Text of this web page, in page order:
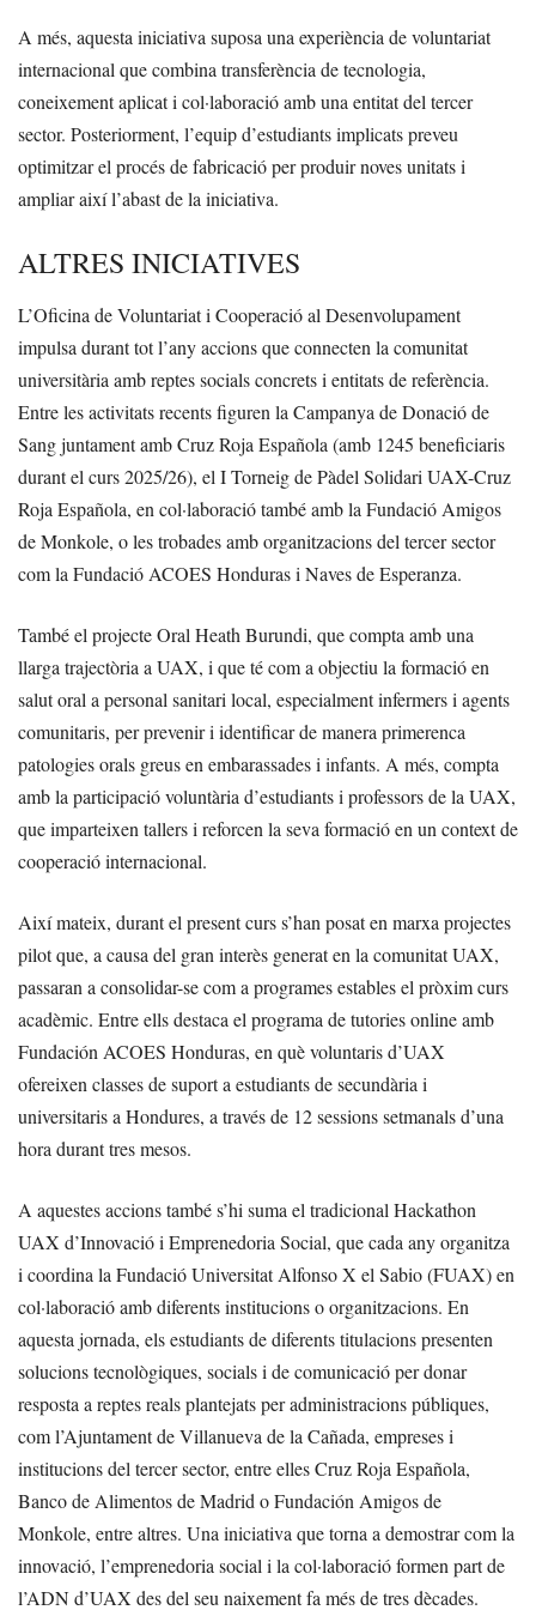
A més, aquesta iniciativa suposa una experiència de voluntariat
internacional que combina transferència de tecnologia,
coneixement aplicat i col·laboració amb una entitat del tercer
sector. Posteriorment, l’equip d’estudiants implicats preveu
optimitzar el procés de fabricació per produir noves unitats i
ampliar així l’abast de la iniciativa.
ALTRES INICIATIVES
L’Oficina de Voluntariat i Cooperació al Desenvolupament
impulsa durant tot l’any accions que connecten la comunitat
universitària amb reptes socials concrets i entitats de referència.
Entre les activitats recents figuren la Campanya de Donació de
Sang juntament amb Cruz Roja Española (amb 1245 beneficiaris
durant el curs 2025/26), el I Torneig de Pàdel Solidari UAX-Cruz
Roja Española, en col·laboració també amb la Fundació Amigos
de Monkole, o les trobades amb organitzacions del tercer sector
com la Fundació ACOES Honduras i Naves de Esperanza.
També el projecte Oral Heath Burundi, que compta amb una
llarga trajectòria a UAX, i que té com a objectiu la formació en
salut oral a personal sanitari local, especialment infermers i agents
comunitaris, per prevenir i identificar de manera primerenca
patologies orals greus en embarassades i infants. A més, compta
amb la participació voluntària d’estudiants i professors de la UAX,
que imparteixen tallers i reforcen la seva formació en un context de
cooperació internacional.
Així mateix, durant el present curs s’han posat en marxa projectes
pilot que, a causa del gran interès generat en la comunitat UAX,
passaran a consolidar-se com a programes estables el pròxim curs
acadèmic. Entre ells destaca el programa de tutories online amb
Fundación ACOES Honduras, en què voluntaris d’UAX
ofereixen classes de suport a estudiants de secundària i
universitaris a Hondures, a través de 12 sessions setmanals d’una
hora durant tres mesos.
A aquestes accions també s’hi suma el tradicional Hackathon
UAX d’Innovació i Emprenedoria Social, que cada any organitza
i coordina la Fundació Universitat Alfonso X el Sabio (FUAX) en
col·laboració amb diferents institucions o organitzacions. En
aquesta jornada, els estudiants de diferents titulacions presenten
solucions tecnològiques, socials i de comunicació per donar
resposta a reptes reals plantejats per administracions públiques,
com l’Ajuntament de Villanueva de la Cañada, empreses i
institucions del tercer sector, entre elles Cruz Roja Española,
Banco de Alimentos de Madrid o Fundación Amigos de
Monkole, entre altres. Una iniciativa que torna a demostrar com la
innovació, l’emprenedoria social i la col·laboració formen part de
l’ADN d’UAX des del seu naixement fa més de tres dècades.